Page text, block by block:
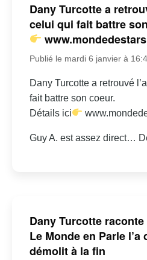
Dany Turcotte a
celui qui fait battre
Publié le mardi 6 janvier à
Dany Turcotte a retrouvé
fait battre son coeur.
Détails ici
Guy A. est assez direct…
Dany Turcotte
Le Monde en Parle
démolit à la fin